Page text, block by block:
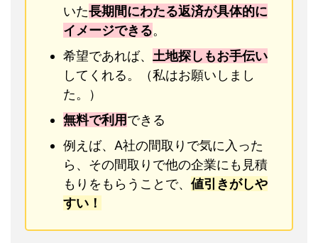
いた長期間にわたる返済が具体的に
イメージできる。
希望であれば、 土地探しもお手伝い
してくれる。（私はお願いしまし
た。）
無料で利用できる
例えば、A社の間取りで気に入った
ら、その間取りで他の企業にも見積
もりをもらうことで、 値引きがしや
すい！